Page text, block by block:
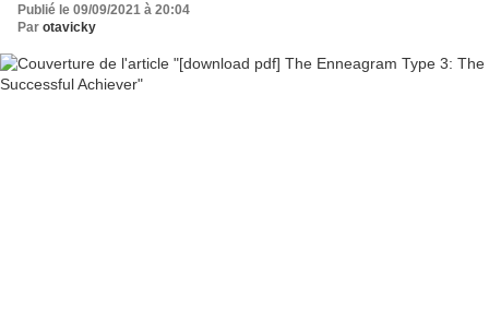
Publié le 09/09/2021 à 20:04
Par otavicky